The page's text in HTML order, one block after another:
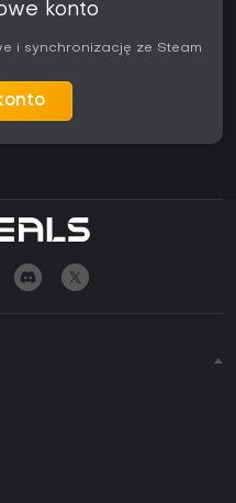
konto
i synchronizację ze Steam